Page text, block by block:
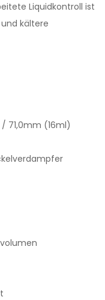
Liquidkontroll ist
kältere
71,0mm (16ml)